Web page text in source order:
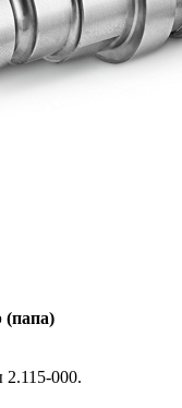
(папа)
000.